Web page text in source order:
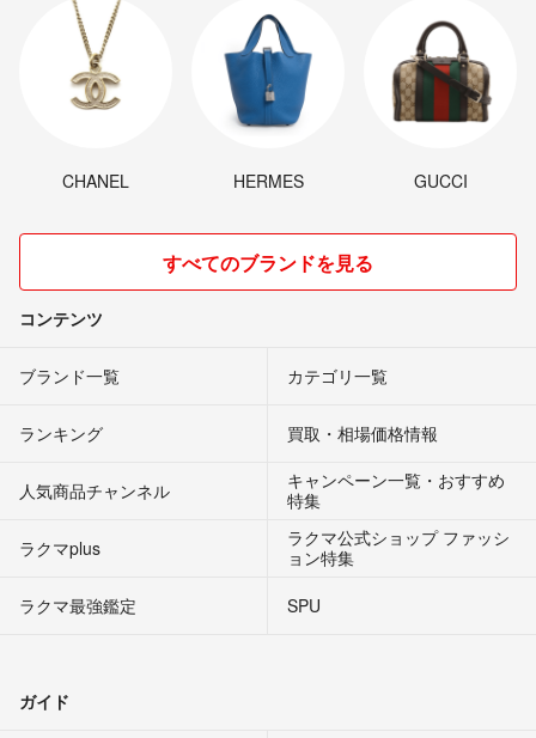
CHANEL HERMES GUCCI
すべてのブランドを見る
コンテンツ
ブランド一覧 カテゴリ一覧
ランキング 買取・相場価格情報
人気商品チャンネル
キャンペーン一覧・おすすめ
特集
ラクマplus
ラクマ公式ショップ ファッシ
ョン特集
ラクマ最強鑑定
SPU
ガイド